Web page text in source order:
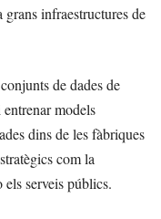
grans infraestructures de
de dades de
models
dins de les fàbriques
com la
serveis públics.